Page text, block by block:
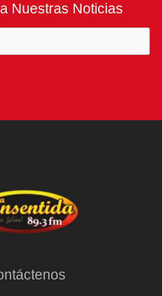
Nuestras Noticias